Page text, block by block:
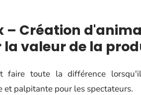
– Création
valeur de la
faire toute la différence
palpitante pour les spectateurs.